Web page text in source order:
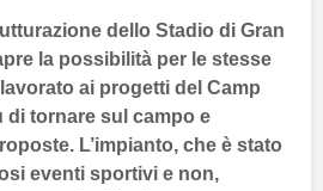
dello Stadio di Gran
la possibilità per le stesse
ai progetti del Camp
di tornare sul campo e
L’impianto, che è stato
eventi sportivi e non,